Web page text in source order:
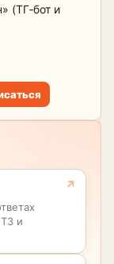
(TГ‑бот и
и